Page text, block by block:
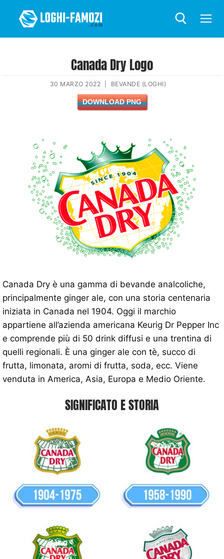
Canada Dry Logo
30 MARZO 2022 BEVANDE (LOGHI)
DOWNLOAD PNG
Canada Dry è una gamma di bevande analcoliche,
principalmente ginger ale, con una storia centenaria
iniziata in Canada nel 1904. Oggi il marchio
appartiene all’azienda americana Keurig Dr Pepper Inc
e comprende più di 50 drink diffusi e una trentina di
quelli regionali. È una ginger ale con tè, succo di
frutta, limonata, aromi di frutta, soda, ecc. Viene
venduta in America, Asia, Europa e Medio Oriente.
SIGNIFICATO E STORIA